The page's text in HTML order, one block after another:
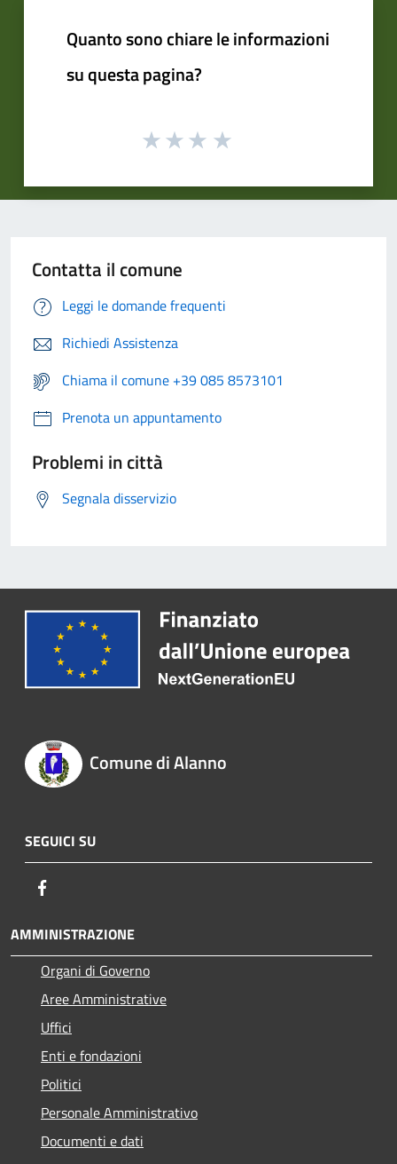
Quanto sono chiare le informazioni
su questa pagina?
Contatta il comune
Leggi le domande frequenti
Richiedi Assistenza
Chiama il comune +39 085 8573101
Prenota un appuntamento
Problemi in città
Segnala disservizio
Comune di Alanno
SEGUICI SU
AMMINISTRAZIONE
Organi di Governo
Aree Amministrative
Uffici
Enti e fondazioni
Politici
Personale Amministrativo
Documenti e dati